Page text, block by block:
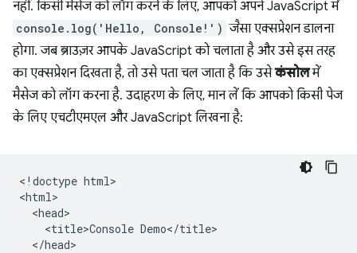
नहीं. किसी मैसेज को लॉग करने के लिए, आपको अपने JavaScript में
console.log('Hello, Console!') जैसा एक्सप्रेशन डालना
होगा. जब ब्राउज़र आपके JavaScript को चलाता है और उसे इस तरह
का एक्सप्रेशन दिखता है, तो उसे पता चल जाता है कि उसेकंसोलमें
मैसेज को लॉग करना है. उदाहरण के लिए, मान लें कि आपको किसी पेज
के लिए एचटीएमएल और JavaScript लिखना है:
<!doctype html>
<html>
<head>
<title>Console Demo</title>
</head>